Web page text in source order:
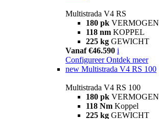
Multistrada V4 RS
180 pk VERMOGEN
118 nm KOPPEL
225 kg GEWICHT
Vanaf €46.590 i
Configureer Ontdek meer
new Multistrada V4 RS 100
Multistrada V4 RS 100
180 pk VERMOGEN
118 Nm Koppel
225 kg GEWICHT